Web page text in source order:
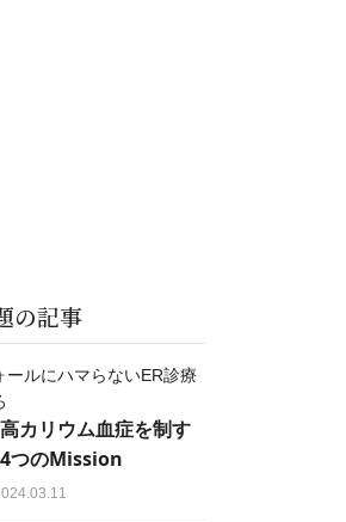
の記事
ールにハマらないER診療
カリウム血症を制す
つのMission